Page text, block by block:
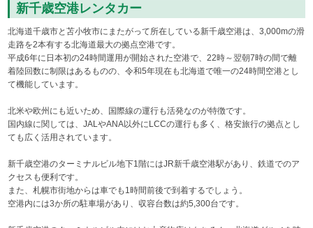
新千歳空港レンタカー
北海道千歳市と苫小牧市にまたがって所在している新千歳空港は、3,000mの滑
走路を2本有する北海道最大の拠点空港です。
平成6年に日本初の24時間運用が開始された空港で、22時～翌朝7時の間で離
着陸回数に制限はあるものの、令和5年現在も北海道で唯一の24時間空港とし
て機能しています。
北米や欧州にも近いため、国際線の運行も活発なのが特徴です。
国内線に関しては、JALやANA以外にLCCの運行も多く、格安旅行の拠点とし
ても広く活用されています。
新千歳空港のターミナルビル地下1階にはJR新千歳空港駅があり、鉄道でのア
クセスも便利です。
また、札幌市街地からは車でも1時間前後で到着するでしょう。
空港内には3か所の駐車場があり、収容台数は約5,300台です。